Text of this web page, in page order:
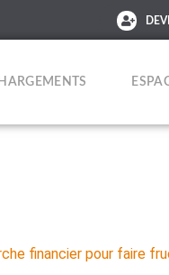
financier pour faire